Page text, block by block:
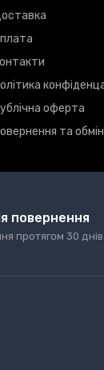
оферта
та обмін
повернення
протягом 30 днів